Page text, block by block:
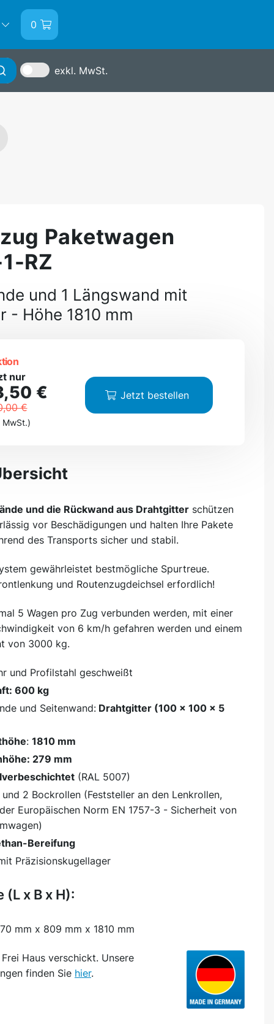
0
exkl. MwSt.
Paketwagen
RZ
und 1 Längswand mit
- Höhe 1810 mm
nur
€
€
Jetzt bestellen
und die Rückwand aus Drahtgitter schützen
vor Beschädigungen und halten Ihre Pakete
des Transports sicher und stabil.
gewährleistet bestmögliche Spurtreue.
und Routenzugdeichsel erfordlich!
5 Wagen pro Zug verbunden werden, mit einer
von 6 km/h gefahren werden und einem
von 3000 kg.
und Profilstahl geschweißt
600 kg
und Seitenwand: Drahtgitter (100 x 100 x 5
: 1810 mm
279 mm
(RAL 5007)
2 Bockrollen (Feststeller an den Lenkrollen,
Europäischen Norm EN 1757-3 - Sicherheit von
Bereifung
Präzisionskugellager
(L x B x H):
mm x 809 mm x 1810 mm
Frei Haus verschickt. Unsere
finden Sie hier.